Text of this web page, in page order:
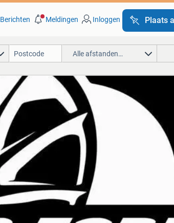
Berichten Meldingen Inloggen Plaats
Alle afstanden…